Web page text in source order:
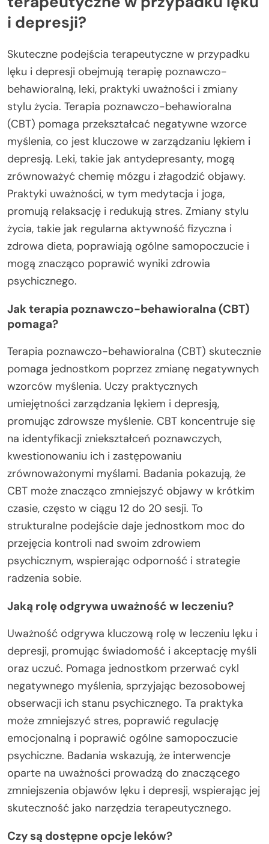
i depresji?
Skuteczne podejścia terapeutyczne w przypadku
lęku i depresji obejmują terapię poznawczo-
behawioralną, leki, praktyki uważności i zmiany
stylu życia. Terapia poznawczo-behawioralna
(CBT) pomaga przekształcać negatywne wzorce
myślenia, co jest kluczowe w zarządzaniu lękiem i
depresją. Leki, takie jak antydepresanty, mogą
zrównoważyć chemię mózgu i złagodzić objawy.
Praktyki uważności, w tym medytacja i joga,
promują relaksację i redukują stres. Zmiany stylu
życia, takie jak regularna aktywność fizyczna i
zdrowa dieta, poprawiają ogólne samopoczucie i
mogą znacząco poprawić wyniki zdrowia
psychicznego.
Jak terapia poznawczo-behawioralna (CBT)
pomaga?
Terapia poznawczo-behawioralna (CBT) skutecznie
pomaga jednostkom poprzez zmianę negatywnych
wzorców myślenia. Uczy praktycznych
umiejętności zarządzania lękiem i depresją,
promując zdrowsze myślenie. CBT koncentruje się
na identyfikacji zniekształceń poznawczych,
kwestionowaniu ich i zastępowaniu
zrównoważonymi myślami. Badania pokazują, że
CBT może znacząco zmniejszyć objawy w krótkim
czasie, często w ciągu 12 do 20 sesji. To
strukturalne podejście daje jednostkom moc do
przejęcia kontroli nad swoim zdrowiem
psychicznym, wspierając odporność i strategie
radzenia sobie.
Jaką rolę odgrywa uważność w leczeniu?
Uważność odgrywa kluczową rolę w leczeniu lęku i
depresji, promując świadomość i akceptację myśli
oraz uczuć. Pomaga jednostkom przerwać cykl
negatywnego myślenia, sprzyjając bezosobowej
obserwacji ich stanu psychicznego. Ta praktyka
może zmniejszyć stres, poprawić regulację
emocjonalną i poprawić ogólne samopoczucie
psychiczne. Badania wskazują, że interwencje
oparte na uważności prowadzą do znaczącego
zmniejszenia objawów lęku i depresji, wspierając jej
skuteczność jako narzędzia terapeutycznego.
Czy są dostępne opcje leków?